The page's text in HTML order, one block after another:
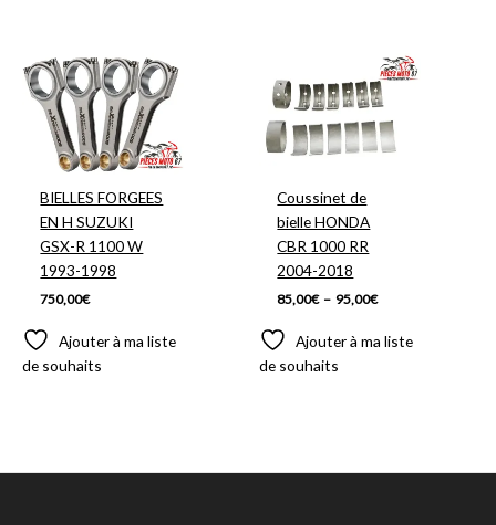
BIELLES FORGEES
EN H SUZUKI
GSX-R 1100 W
1993-1998
750,00€
Ajouter à ma liste
de souhaits
Coussinet de
bielle HONDA
CBR 1000 RR
2004-2018
85,00€ – 95,00€
Plage
de
prix :
à
95,00€
Ajouter à ma liste
de souhaits